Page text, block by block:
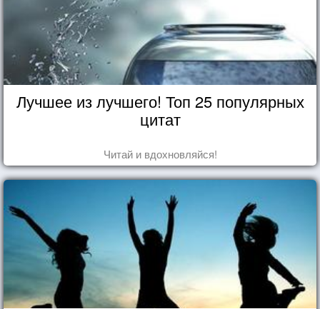
Лучшее из лучшего! Топ 25 популярных
цитат
Читай и вдохновляйся!